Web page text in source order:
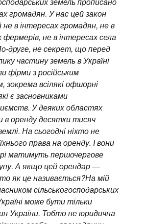
громадян. У нас цей закон
не в інтересах громадян, не в
фермерів, не в інтересах села
друге, не секрет, що перед
частину земель в Україні
фірми з російським
зокрема всілякі офшорні
є засновниками
У деяких областях
в оренду десятки тисяч
На сьогодні ніхто не
права на оренду. І вони
матимуть першочергове
А якщо цей орендар —
як це називається?На мій
сільськогосподарських
може бути тільки
України. Тобто не юридична